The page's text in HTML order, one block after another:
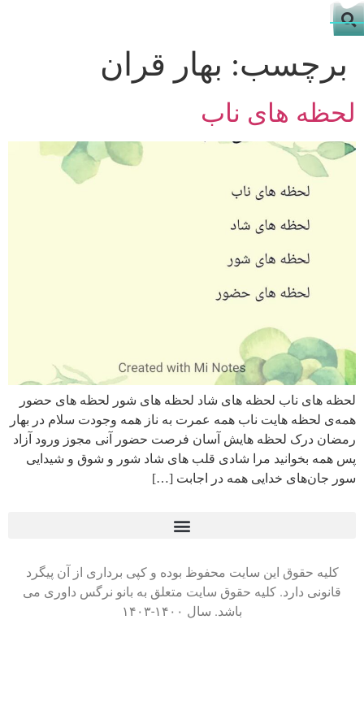
برچسب: بهار قران
لحظه های ناب
لحظه های ناب لحظه های شاد لحظه های شور لحظه های حضور
همه‌ی لحظه هایت ناب همه عمرت به ناز همه وجودت سلام در بهار
رمضان درک لحظه هایش آسان فرصت حضور آنی مجوز ورود آزاد
پس همه بخوانید مرا شادی قلب های شاد شور و شوق و شیدایی
سور جان‌های خدایی همه در اجابت […]
کلیه حقوق این سایت محفوظ بوده و کپی برداری از آن پیگرد
قانونی دارد. کلیه حقوق سایت متعلق به بانو نرگس داوری می
باشد. سال ۱۴۰۰-۱۴۰۳